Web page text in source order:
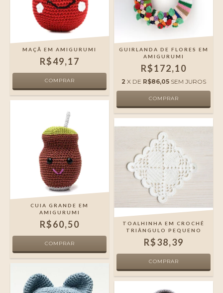
MAÇÃ EM AMIGURUMI
R$49,17
GUIRLANDA DE FLORES EM
AMIGURUMI
R$172,10
2 X DE R$86,05 SEM JUROS
CUIA GRANDE EM
AMIGURUMI
R$60,50
TOALHINHA EM CROCHÊ
TRIÂNGULO PEQUENO
R$38,39